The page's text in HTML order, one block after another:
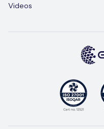
Videos